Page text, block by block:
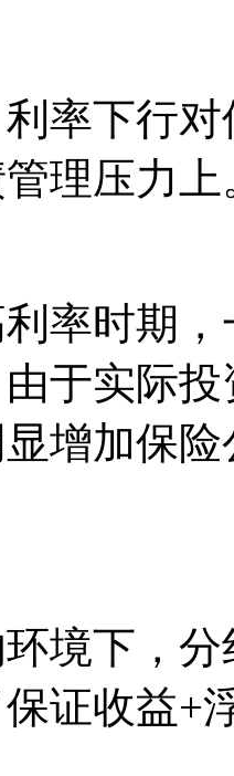
下行对
理压力上
时期，
于实际
增加保
下，分
证收益+